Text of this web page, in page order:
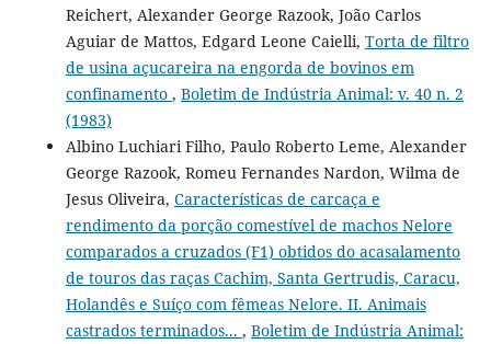
Reichert, Alexander George Razook, João Carlos
Aguiar de Mattos, Edgard Leone Caielli, Torta de filtro
de usina açucareira na engorda de bovinos em
confinamento , Boletim de Indústria Animal: v. 40 n. 2
(1983)
Albino Luchiari Filho, Paulo Roberto Leme, Alexander
George Razook, Romeu Fernandes Nardon, Wilma de
Jesus Oliveira, Características de carcaça e
rendimento da porção comestível de machos Nelore
comparados a cruzados (F1) obtidos do acasalamento
de touros das raças Cachim, Santa Gertrudis, Caracu,
Holandês e Suíço com fêmeas Nelore. II. Animais
castrados terminados... , Boletim de Indústria Animal: